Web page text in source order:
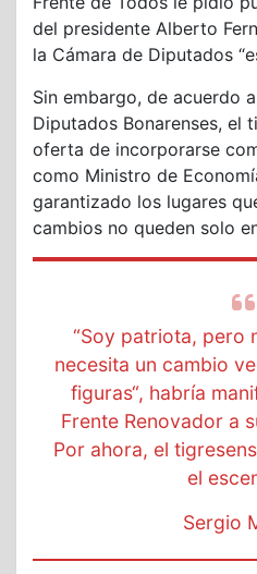
del presidente Alberto
la Cámara de Diputados
Sin embargo, de acuerdo
Diputados Bonarenses, el
oferta de incorporarse
como Ministro de
garantizado los lugares
cambios no queden solo
“Soy patriota, pero
necesita un cambio
figuras“, habría
Frente Renovador a
Por ahora, el
el
Sergio